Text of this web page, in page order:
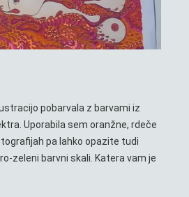
pobarvala z barvami iz
Uporabila sem oranžne, rdeče
pa lahko opazite tudi
zeleni barvni skali. Katera vam je